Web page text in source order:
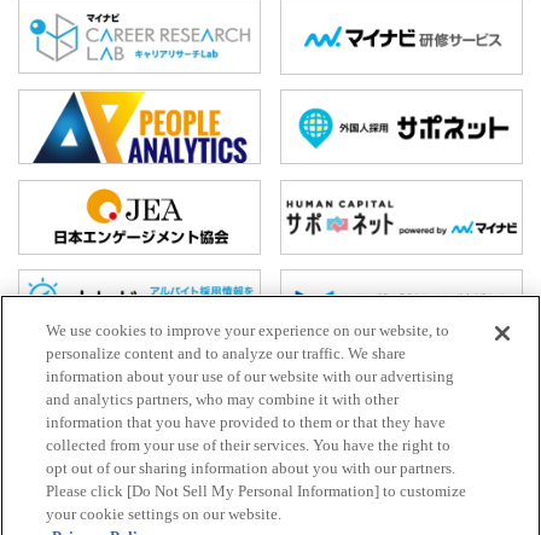
ホーム
お問い合わせ
HR Trend Labとは
プライバシーポリシー
We use cookies to improve your experience on our website, to
personalize content and to analyze our traffic. We share
information about your use of our website with our advertising
and analytics partners, who may combine it with other
information that you have provided to them or that they have
collected from your use of their services. You have the right to
opt out of our sharing information about you with our partners.
Please click [Do Not Sell My Personal Information] to customize
your cookie settings on our website.